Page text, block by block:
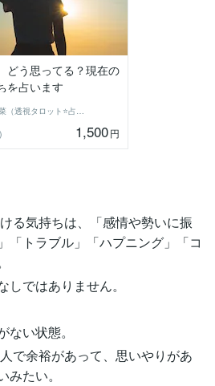
どう思ってる？現在の
を占います
広瀬 可菜（透視タロット⭐占い師）
1,500円
る気持ちは、「感情や勢いに振
「トラブル」「ハプニング」「コ
ではありません。
い状態。
で余裕があって、思いやりがあ
たい。